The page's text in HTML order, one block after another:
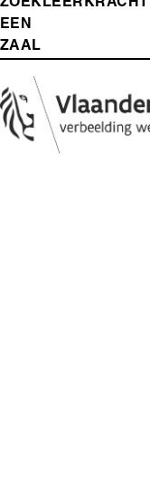
MENU
ZOEK
EEN
ZAAL
LEERKRACHT
Media
Afbeelding